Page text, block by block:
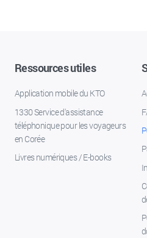
Ressources utiles
Application mobile du KTO
1330 Service d'assistance
téléphonique pour les voyageurs
en Corée
Livres numériques / E-books